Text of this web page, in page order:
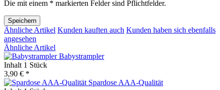
Die mit einem * markierten Felder sind Pflichtfelder.
Speichern
Ähnliche Artikel Kunden kauften auch Kunden haben sich ebenfalls
angesehen
Ähnliche Artikel
Babystrampler
Inhalt 1 Stück
3,90 € *
Spardose AAA-Qualität